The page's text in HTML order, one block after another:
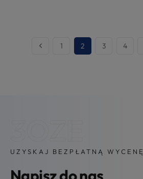
1 2 3 4
UZYSKAJ BEZPŁATNĄ WYCENĘ